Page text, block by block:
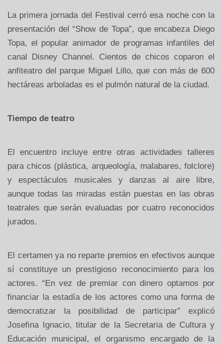
La primera jornada del Festival cerró esa noche con la
presentación del “Show de Topa”, que encabeza Diego
Topa, el popular animador de programas infantiles del
canal Disney Channel. Cientos de chicos coparon el
anfiteatro del parque Miguel Lillo, que con más de 600
hectáreas arboladas es el pulmón natural de la ciudad.
Tiempo de teatro
El encuentro incluye entre otras actividades talleres
para chicos (plástica, arqueología, malabares, folclore)
y espectáculos musicales y danzas al aire libre,
aunque todas las miradas están puestas en las obras
teatrales que serán evaluadas por cuatro reconocidos
jurados.
El certamen ya no reparte premios en efectivos aunque
sí constituye un prestigioso reconocimiento para los
actores. “En vez de premiar con dinero optamos por
financiar la estadía de los actores como una forma de
democratizar la posibilidad de participar” explicó
Josefina Ignacio, titular de la Secretariade Cultura y
Educación municipal, el organismo encargado de la